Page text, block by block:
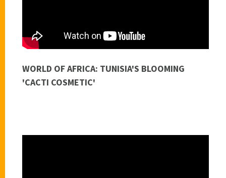
WORLD OF AFRICA: TUNISIA'S BLOOMING
'CACTI COSMETIC'